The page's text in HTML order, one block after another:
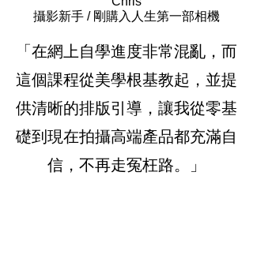
攝影新手 / 剛購入人生第一部相機
「在網上自學進度非常混亂，而
這個課程從美學根基教起，並提
供清晰的排版引導，讓我從零基
礎到現在拍攝高端產品都充滿自
信，不再走冤枉路。」